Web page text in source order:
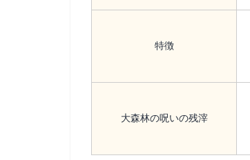
特徴
大森林の呪いの残滓